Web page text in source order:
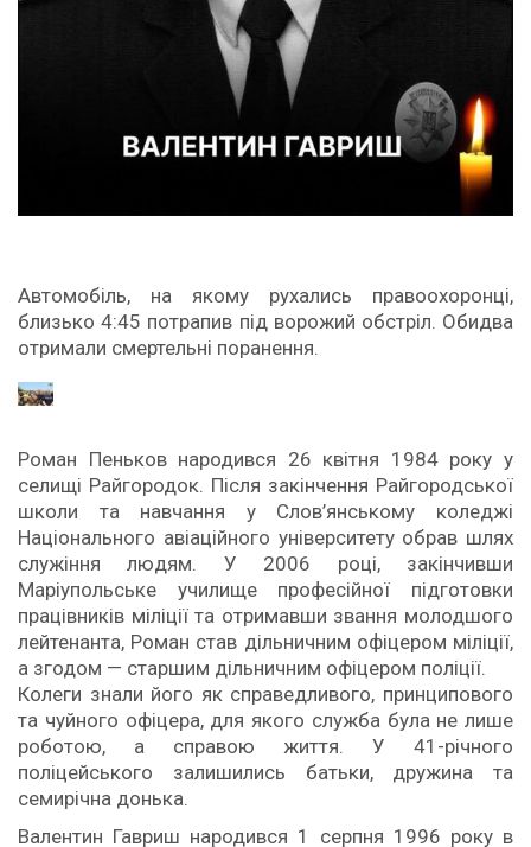
Автомобіль, на якому рухались правоохоронці,
близько 4:45 потрапив під ворожий обстріл. Обидва
отримали смертельні поранення.
Роман Пеньков народився 26 квітня 1984 року у
селищі Райгородок. Після закінчення Райгородської
школи та навчання у Слов’янському коледжі
Національного авіаційного університету обрав шлях
служіння людям. У 2006 році, закінчивши
Маріупольське училище професійної підготовки
працівників міліції та отримавши звання молодшого
лейтенанта, Роман став дільничним офіцером міліції,
а згодом — старшим дільничним офіцером поліції.
Колеги знали його як справедливого, принципового
та чуйного офіцера, для якого служба була не лише
роботою, а справою життя. У 41-річного
поліцейського залишились батьки, дружина та
семирічна донька.
Валентин Гавриш народився 1 серпня 1996 року в